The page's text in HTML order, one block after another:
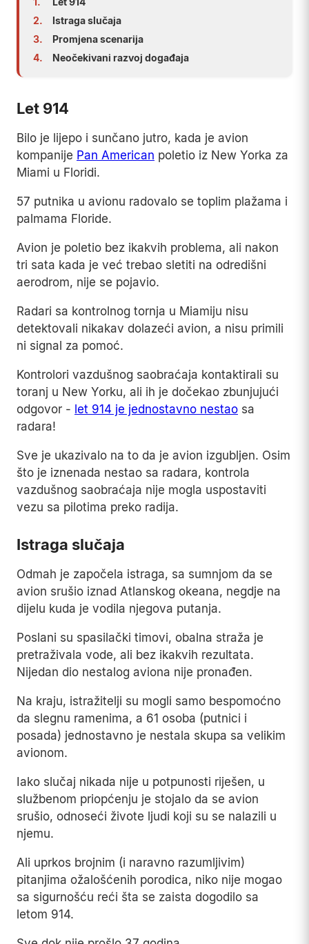
2.
Istraga slučaja
3.
Promjena scenarija
4.
Neočekivani razvoj događaja
Let 914
Bilo je lijepo i sunčano jutro, kada je avion
kompanije Pan American poletio iz New Yorka za
Miami u Floridi.
57 putnika u avionu radovalo se toplim plažama i
palmama Floride.
Avion je poletio bez ikakvih problema, ali nakon
tri sata kada je već trebao sletiti na odredišni
aerodrom, nije se pojavio.
Radari sa kontrolnog tornja u Miamiju nisu
detektovali nikakav dolazeći avion, a nisu primili
ni signal za pomoć.
Kontrolori vazdušnog saobraćaja kontaktirali su
toranj u New Yorku, ali ih je dočekao zbunjujući
odgovor - let 914 je jednostavno nestao sa
radara!
Sve je ukazivalo na to da je avion izgubljen. Osim
što je iznenada nestao sa radara, kontrola
vazdušnog saobraćaja nije mogla uspostaviti
vezu sa pilotima preko radija.
Istraga slučaja
Odmah je započela istraga, sa sumnjom da se
avion srušio iznad Atlanskog okeana, negdje na
dijelu kuda je vodila njegova putanja.
Poslani su spasilački timovi, obalna straža je
pretraživala vode, ali bez ikakvih rezultata.
Nijedan dio nestalog aviona nije pronađen.
Na kraju, istražitelji su mogli samo bespomoćno
da slegnu ramenima, a 61 osoba (putnici i
posada) jednostavno je nestala skupa sa velikim
avionom.
Iako slučaj nikada nije u potpunosti riješen, u
službenom priopćenju je stojalo da se avion
srušio, odnoseći živote ljudi koji su se nalazili u
njemu.
Ali uprkos brojnim (i naravno razumljivim)
pitanjima ožalošćenih porodica, niko nije mogao
sa sigurnošću reći šta se zaista dogodilo sa
letom 914.